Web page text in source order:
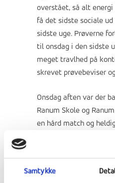
Samtykke
overstået, så alt
få det sidste sociale
sidste uge. Prøverne
til onsdag i den sidste
meget travlhed på
skrevet prøvebeviser
Onsdag aften var der
Ranum Skole og
en hård match og
hårde træning op til
Torsdag eftermiddag,